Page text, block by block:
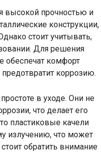
высокой прочностью и
конструкции,
стоит учитывать,
Для решения
комфорт
коррозию.
в уходе. Они не
что делает его
пластиковые качели
излучению, что может
обратить внимание